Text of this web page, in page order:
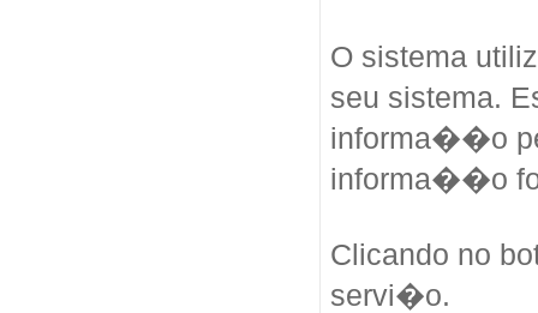
O sistema
seu sistema.
informa��o
informa��o
Clicando no
servi�o.